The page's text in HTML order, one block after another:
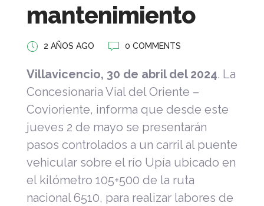
mantenimiento
2 AÑOS AGO 0 COMMENTS
Villavicencio, 30 de abril del 2024. La
Concesionaria Vial del Oriente –
Covioriente, informa que desde este
jueves 2 de mayo se presentarán
pasos controlados a un carril al puente
vehicular sobre el río Upía ubicado en
el kilómetro 105+500 de la ruta
nacional 6510, para realizar labores de